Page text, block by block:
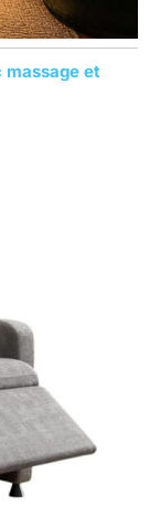
massage et